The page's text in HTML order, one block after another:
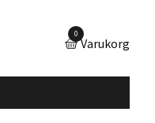
0
Varukorg